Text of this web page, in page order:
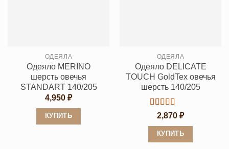
странице
товара.
на
странице
товара.
ОДЕЯЛА
Одеяло MERINO
шерсть овечья
STANDART 140/205
4,950 ₽
КУПИТЬ
ОДЕЯЛА
Одеяло DELICATE
TOUCH GoldTex овечья
шерсть 140/205
Оценка 5
из 5
2,870 ₽
КУПИТЬ